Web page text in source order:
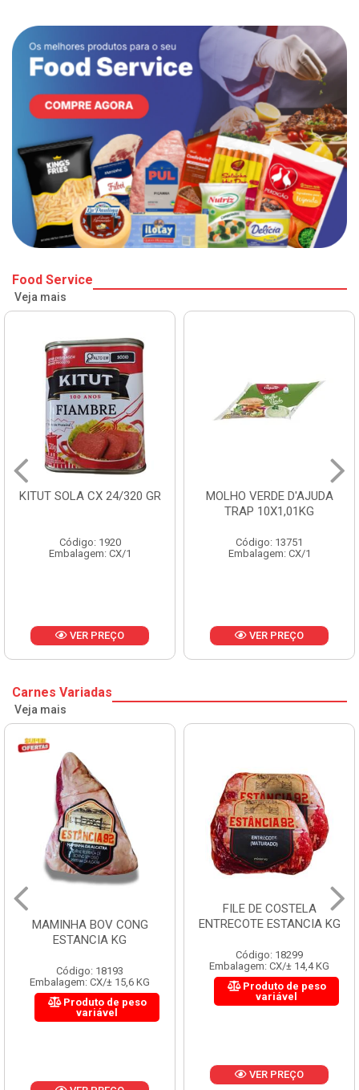
Food Service
Veja mais
KITUT SOLA CX 24/320 GR
Código: 1920
Embalagem: CX/1
VER PREÇO
MOLHO VERDE D'AJUDA
TRAP 10X1,01KG
Código: 13751
Embalagem: CX/1
VER PREÇO
Carnes Variadas
Veja mais
MAMINHA BOV CONG
ESTANCIA KG
Código: 18193
Embalagem: CX/± 15,6 KG
Produto de peso
variável
FILE DE COSTELA
ENTRECOTE ESTANCIA KG
Código: 18299
Embalagem: CX/± 14,4 KG
Produto de peso
variável
VER PREÇO